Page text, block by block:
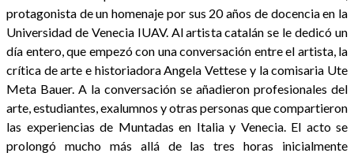
protagonista de un homenaje por sus 20 años de docencia en la
Universidad de Venecia IUAV. Al artista catalán se le dedicó un
día entero, que empezó con una conversación entre el artista, la
crítica de arte e historiadora Angela Vettese y la comisaria Ute
Meta Bauer. A la conversación se añadieron profesionales del
arte, estudiantes, exalumnos y otras personas que compartieron
las experiencias de Muntadas en Italia y Venecia. El acto se
prolongó mucho más allá de las tres horas inicialmente